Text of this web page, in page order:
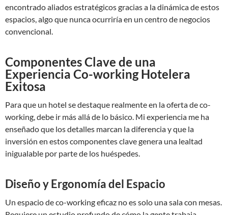
encontrado aliados estratégicos gracias a la dinámica de estos
espacios, algo que nunca ocurriría en un centro de negocios
convencional.
Componentes Clave de una
Experiencia Co-working Hotelera
Exitosa
Para que un hotel se destaque realmente en la oferta de co-
working, debe ir más allá de lo básico. Mi experiencia me ha
enseñado que los detalles marcan la diferencia y que la
inversión en estos componentes clave genera una lealtad
inigualable por parte de los huéspedes.
Diseño y Ergonomía del Espacio
Un espacio de co-working eficaz no es solo una sala con mesas.